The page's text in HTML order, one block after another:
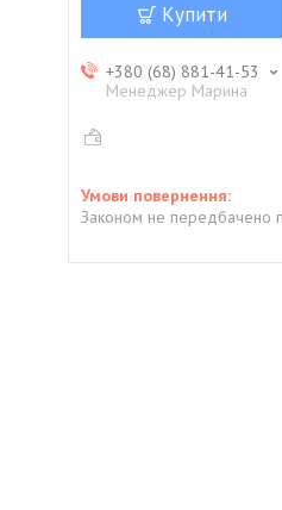
Купити
+380 (68) 881-41-53
Менеджер Марина
Законом не передбачено